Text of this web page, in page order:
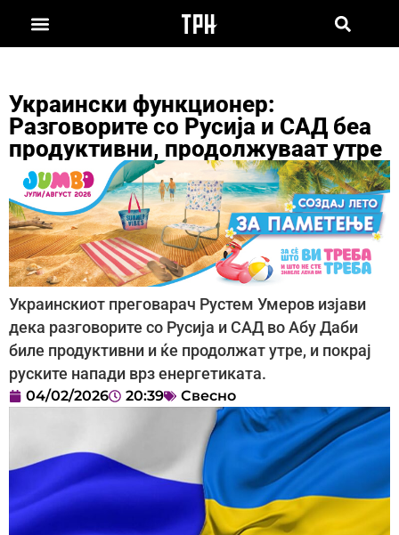
Украински функционер:
Разговорите со Русија и САД беа
продуктивни, продолжуваат утре
Украинскиот преговарач Рустем Умеров изјави
дека разговорите со Русија и САД во Абу Даби
биле продуктивни и ќе продолжат утре, и покрај
руските напади врз енергетиката.
04/02/2026 20:39 Свесно